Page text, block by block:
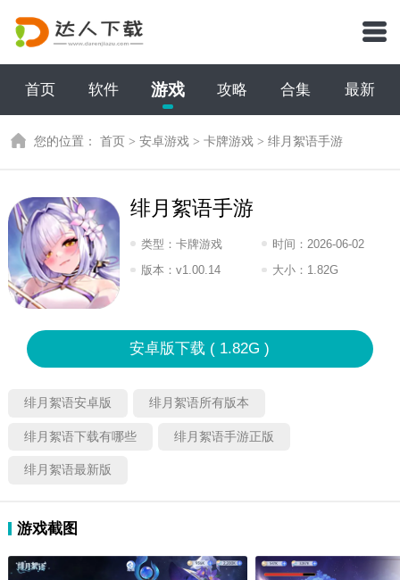
首页 软件 游戏 攻略 合集 最新
您的位置：首页 >安卓游戏 >卡牌游戏 >绯月絮语手游
绯月絮语手游
类型：卡牌游戏 时间： 2026-06-02
18:2026
版本：v1.00.14 大小： 1.82G
安卓版下载 ( 1.82G )
绯月絮语安卓版 绯月絮语所有版本
绯月絮语下载有哪些 绯月絮语手游正版
绯月絮语最新版
游戏截图